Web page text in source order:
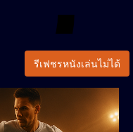
รีเฟชรหนังเล่นไม่ได้